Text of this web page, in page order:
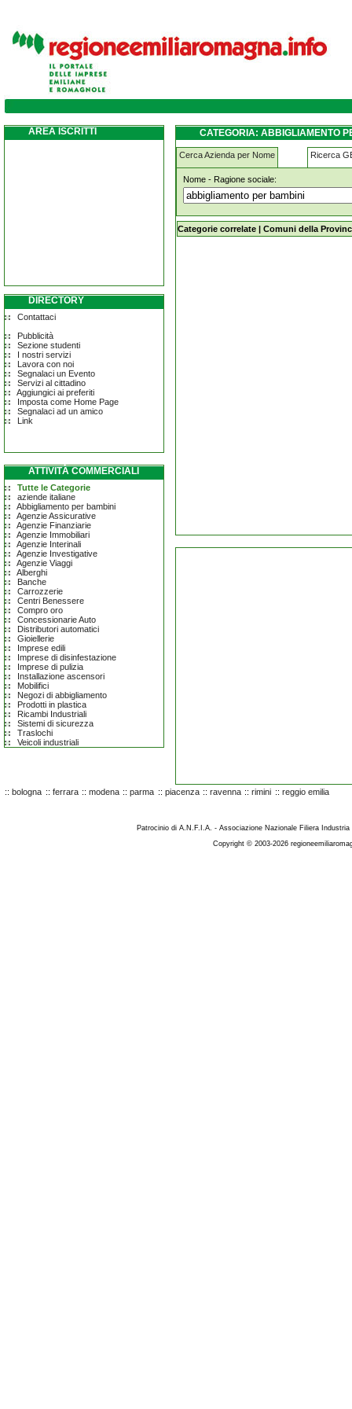
abbigliamento-per-bambini monteveglio
AREA ISCRITTI
DIRECTORY
Contattaci
Pubblicità
Sezione studenti
I nostri servizi
Lavora con noi
Segnalaci un Evento
Servizi al cittadino
Aggiungici ai preferiti
Imposta come Home Page
Segnalaci ad un amico
Link
ATTIVITÀ COMMERCIALI
Tutte le Categorie
aziende italiane
Abbigliamento per bambini
Agenzie Assicurative
Agenzie Finanziarie
Agenzie Immobiliari
Agenzie Interinali
Agenzie Investigative
Agenzie Viaggi
Alberghi
Banche
Carrozzerie
Centri Benessere
Compro oro
Concessionarie Auto
Distributori automatici
Gioiellerie
Imprese edili
Imprese di disinfestazione
Imprese di pulizia
Installazione ascensori
Mobilifici
Negozi di abbigliamento
Prodotti in plastica
Ricambi Industriali
Sistemi di sicurezza
Traslochi
Veicoli industriali
CATEGORIA: ABBIGLIAMENTO
Cerca Azienda per Nome Ricerca
Nome - Ragione sociale:
abbigliamento-per-bambini
Categorie correlate | Comuni della
:: bologna :: ferrara :: modena :: parma :: piacenza :: ravenna :: rimini :: reggio emilia
Patrocinio di A.N.F.I.A. - Associazione Nazionale Filiera
Copyright © 2003-2026